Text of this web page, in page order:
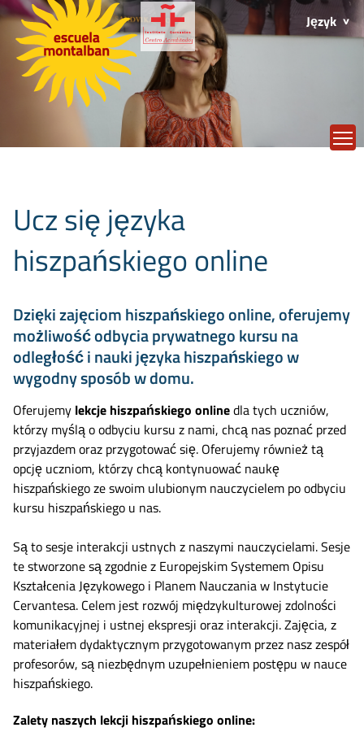
Język
Ucz się języka
hiszpańskiego online
Dzięki zajęciom hiszpańskiego online, oferujemy
możliwość odbycia prywatnego kursu na
odległość i nauki języka hiszpańskiego w
wygodny sposób w domu.
Oferujemy lekcje hiszpańskiego onlinedla tych uczniów,
którzy myślą o odbyciu kursu z nami, chcą nas poznać przed
przyjazdem oraz przygotować się. Oferujemy również tą
opcję uczniom, którzy chcą kontynuować naukę
hiszpańskiego ze swoim ulubionym nauczycielem po odbyciu
kursu hiszpańskiego u nas.
Są to sesje interakcji ustnych z naszymi nauczycielami. Sesje
te stworzone są zgodnie z Europejskim Systemem Opisu
Kształcenia Językowego i Planem Nauczania w Instytucie
Cervantesa. Celem jest rozwój międzykulturowej zdolności
komunikacyjnej i ustnej ekspresji oraz interakcji. Zajęcia, z
materiałem dydaktycznym przygotowanym przez nasz zespół
profesorów, są niezbędnym uzupełnieniem postępu w nauce
hiszpańskiego.
Zalety naszych lekcji hiszpańskiego online: